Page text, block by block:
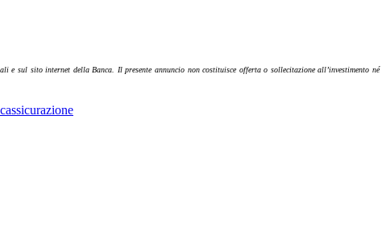
sul sito internet della Banca. Il presente annuncio non costituisce offerta o sollecitazione all’investimento né